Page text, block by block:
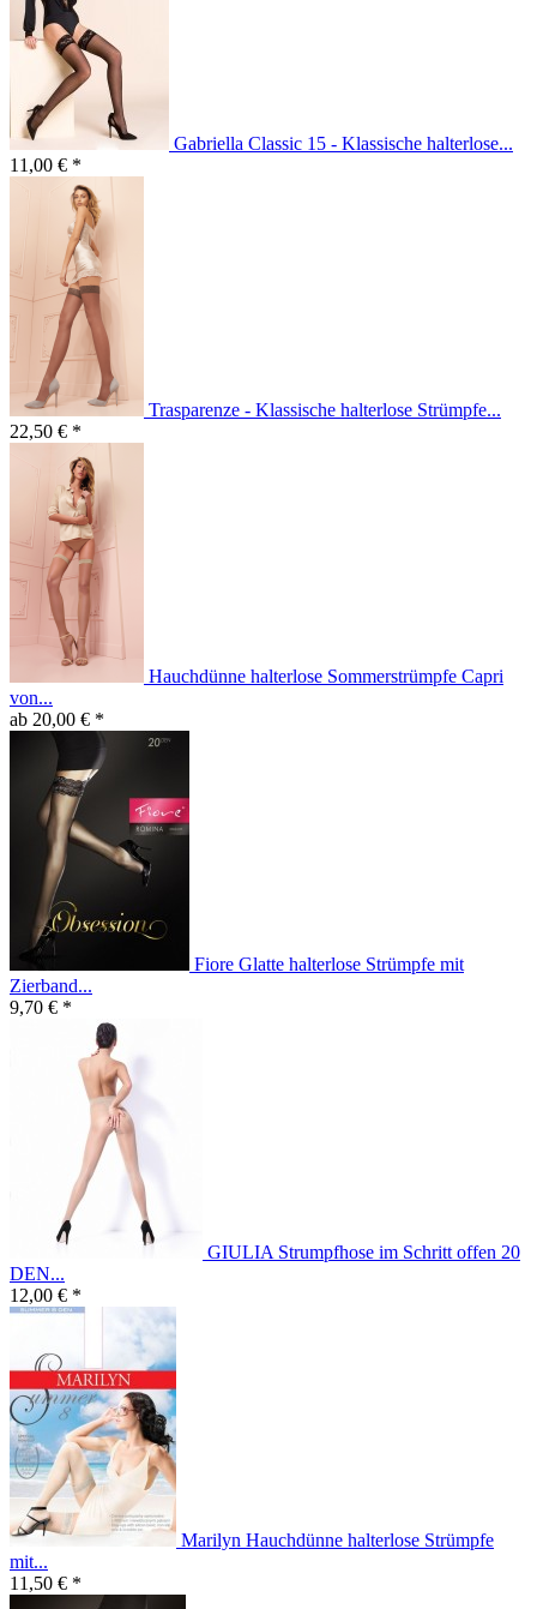
Gabriella Classic 15 - Klassische halterlose...
11,00 € *
Trasparenze - Klassische halterlose Strümpfe...
22,50 € *
Hauchdünne halterlose Sommerstrümpfe Capri
von...
ab 20,00 € *
Fiore Glatte halterlose Strümpfe mit
Zierband...
9,70 € *
GIULIA Strumpfhose im Schritt offen 20
DEN...
12,00 € *
Marilyn Hauchdünne halterlose Strümpfe
mit...
11,50 € *